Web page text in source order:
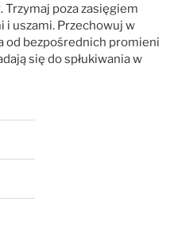
Trzymaj poza zasięgiem
i uszami. Przechowuj w
od bezpośrednich promieni
się do spłukiwania w